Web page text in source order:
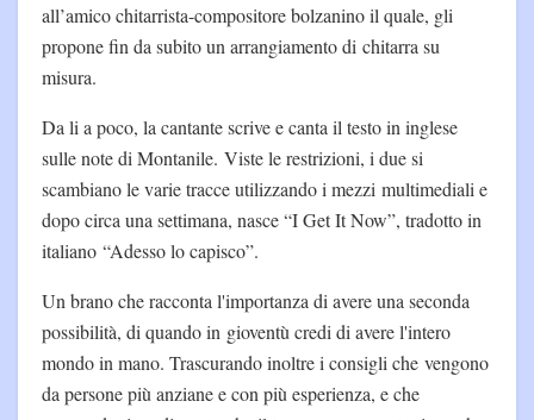
all’amico chitarrista-compositore bolzanino il quale, gli
propone fin da subito un arrangiamento di chitarra su
misura.
Da li a poco, la cantante scrive e canta il testo in inglese
sulle note di Montanile. Viste le restrizioni, i due si
scambiano le varie tracce utilizzando i mezzi multimediali e
dopo circa una settimana, nasce “I Get It Now”, tradotto in
italiano “Adesso lo capisco”.
Un brano che racconta l'importanza di avere una seconda
possibilità, di quando in gioventù credi di avere l'intero
mondo in mano. Trascurando inoltre i consigli che vengono
da persone più anziane e con più esperienza, e che